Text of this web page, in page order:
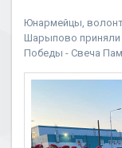
Юнармейцы,
Шарыпово приняли
Победы - Свеча